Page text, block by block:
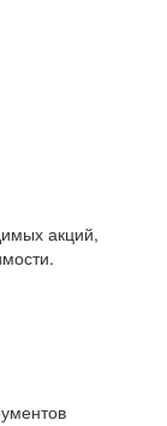
акций,